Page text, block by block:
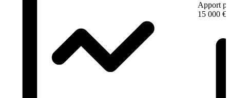
Apport
15 000 €